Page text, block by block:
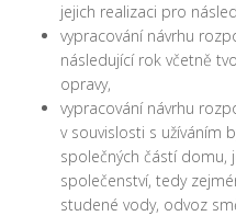
jejich realizaci pro
vypracování návrhu
následující rok včetně
opravy,
vypracování návrhu
v souvislosti s užíváním
společných částí domu,
společenství, tedy
studené vody, odvoz